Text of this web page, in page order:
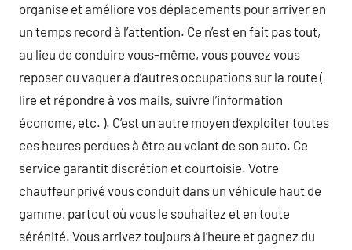
organise et améliore vos déplacements pour arriver en
un temps record à l’attention. Ce n’est en fait pas tout,
au lieu de conduire vous-même, vous pouvez vous
reposer ou vaquer à d’autres occupations sur la route (
lire et répondre à vos mails, suivre l’information
économe, etc. ). C’est un autre moyen d’exploiter toutes
ces heures perdues à être au volant de son auto. Ce
service garantit discrétion et courtoisie. Votre
chauffeur privé vous conduit dans un véhicule haut de
gamme, partout où vous le souhaitez et en toute
sérénité. Vous arrivez toujours à l’heure et gagnez du